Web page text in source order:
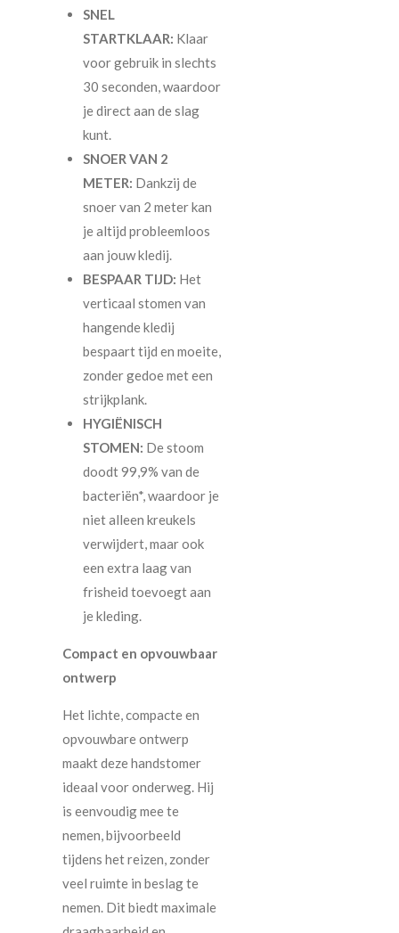
SNEL
STARTKLAAR: Klaar
voor gebruik in slechts
30 seconden, waardoor
je direct aan de slag
kunt.
SNOER VAN 2
METER: Dankzij de
snoer van 2 meter kan
je altijd probleemloos
aan jouw kledij.
BESPAAR TIJD: Het
verticaal stomen van
hangende kledij
bespaart tijd en moeite,
zonder gedoe met een
strijkplank.
HYGIËNISCH
STOMEN: De stoom
doodt 99,9% van de
bacteriën*, waardoor je
niet alleen kreukels
verwijdert, maar ook
een extra laag van
frisheid toevoegt aan
je kleding.
Compact en opvouwbaar
ontwerp
Het lichte, compacte en
opvouwbare ontwerp
maakt deze handstomer
ideaal voor onderweg. Hij
is eenvoudig mee te
nemen, bijvoorbeeld
tijdens het reizen, zonder
veel ruimte in beslag te
nemen. Dit biedt maximale